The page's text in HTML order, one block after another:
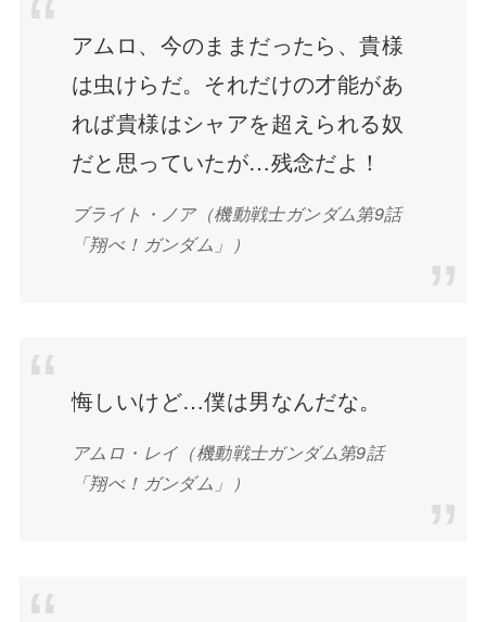
アムロ、今のままだったら、貴様
は虫けらだ。それだけの才能があ
れば貴様はシャアを超えられる奴
だと思っていたが…残念だよ！
ブライト・ノア（機動戦士ガンダム第9話
「翔べ！ガンダム」）
悔しいけど…僕は男なんだな。
アムロ・レイ（機動戦士ガンダム第9話
「翔べ！ガンダム」）